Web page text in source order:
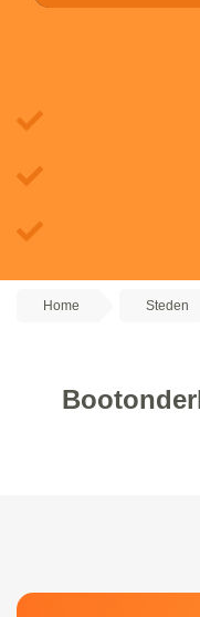
Home Steden